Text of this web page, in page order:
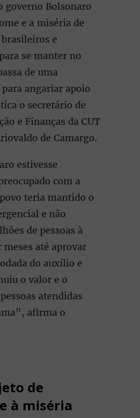
governo Bolsonaro
e a miséria de
e
se manter no
de uma
angariar apoio
o secretário de
e Finanças da CUT
de Camargo.
estivesse
com a
teria mantido o
e não
de pessoas à
até aprovar
do auxílio e
o valor e o
atendidas
afirma o
de
à miséria